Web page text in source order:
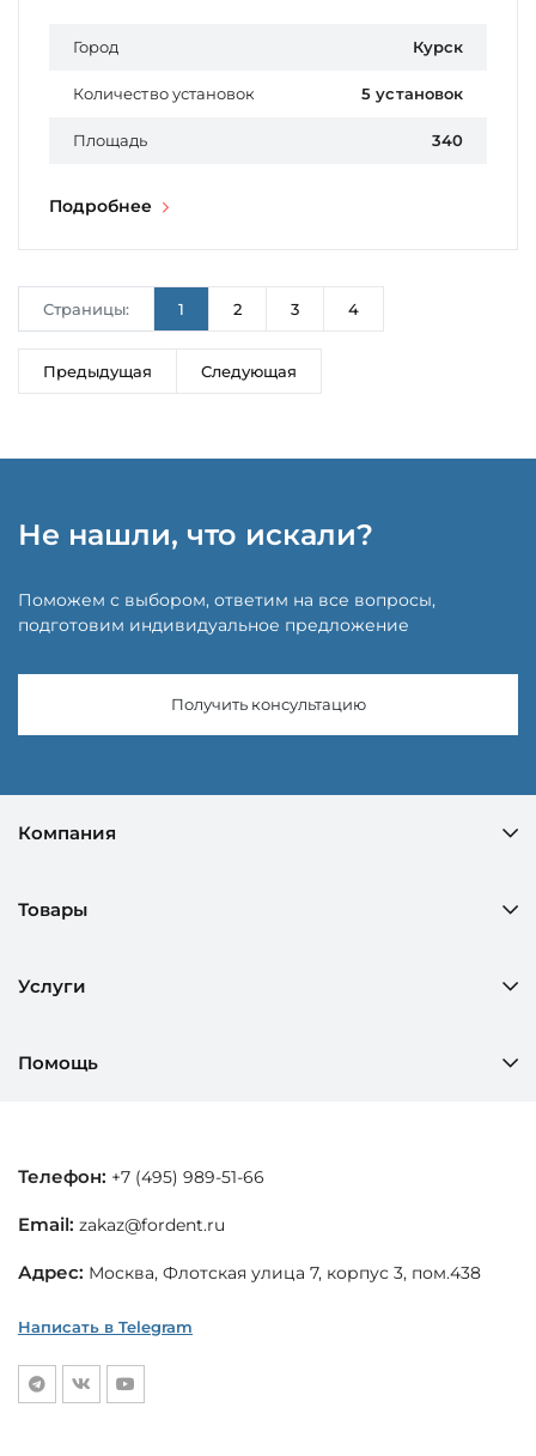
Город Курск
Количество установок 5 установок
Площадь 340
Подробнее
Страницы: 1 2 3 4
Предыдущая Следующая
Не нашли, что искали?
Поможем с выбором, ответим на все вопросы,
подготовим индивидуальное предложение
Получить консультацию
Компания
Товары
Услуги
Помощь
Телефон: +7 (495) 989-51-66
Email: zakaz@fordent.ru
Адрес: Москва, Флотская улица 7, корпус 3, пом.438
Написать в Telegram